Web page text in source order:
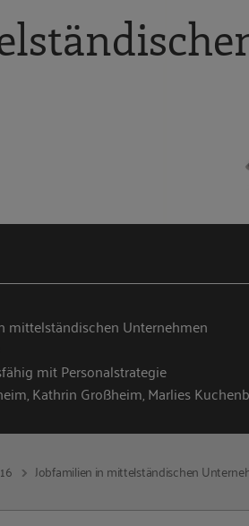
mittelständischen Unternehmen
mit Personalstrategie
Kathrin Großheim, Marlies
Jobfamilien in mittelständischen